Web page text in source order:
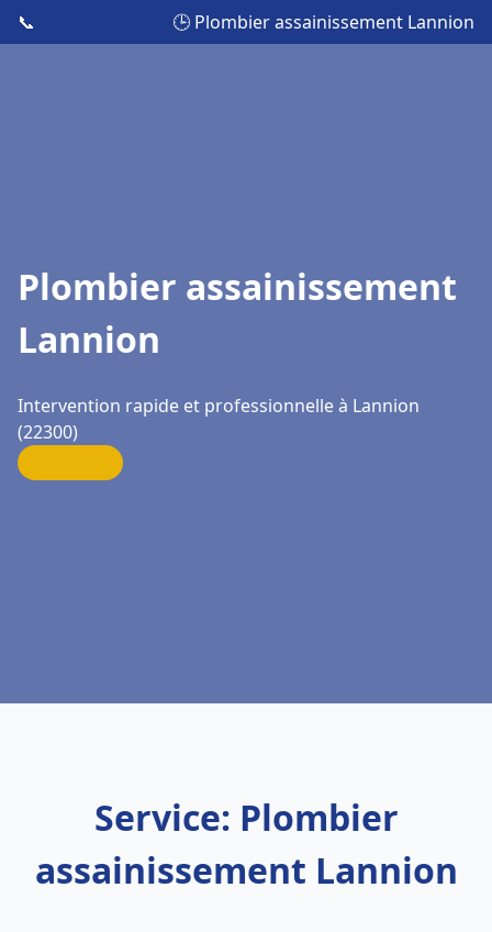
📞 🕒 Plombier assainissement Lannion
Plombier assainissement
Lannion
Intervention rapide et professionnelle à Lannion
(22300)
Service: Plombier
assainissement Lannion